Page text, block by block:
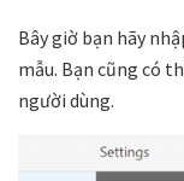
Bây giờ bạn hãy
mẫu. Bạn cũng có
người dùng.